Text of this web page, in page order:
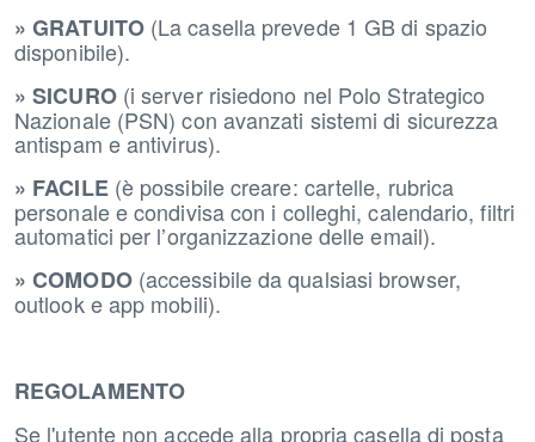
» GRATUITO (La casella prevede 1 GB di spazio
disponibile).
» SICURO (i server risiedono nel Polo Strategico
Nazionale (PSN) con avanzati sistemi di sicurezza
antispam e antivirus).
» FACILE (è possibile creare: cartelle, rubrica
personale e condivisa con i colleghi, calendario, filtri
automatici per l’organizzazione delle email).
» COMODO (accessibile da qualsiasi browser,
outlook e app mobili).
REGOLAMENTO
Se l'utente non accede alla propria casella di posta